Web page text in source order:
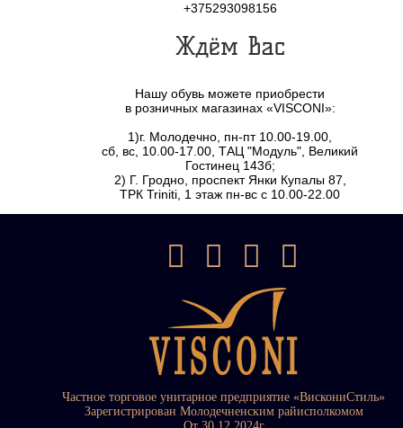
+375293098156
Ждём Вас
Нашу обувь можете приобрести
в розничных магазинах «VISCONI»:
1)г. Молодечно, пн-пт 10.00-19.00,
сб, вс, 10.00-17.00, ТАЦ "Модуль", Великий
Гостинец 143б;
2) Г. Гродно, проспект Янки Купалы 87,
ТРК Triniti, 1 этаж пн-вс с 10.00-22.00
Частное торговое унитарное предприятие «ВискониСтиль»
Зарегистрирован Молодечненским райисполкомом